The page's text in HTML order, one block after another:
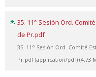
35. 11° Sesión Ord.
de Pr.pdf
35. 11° Sesión Ord. Comité
Pr.pdf (application/pdf) (4.73